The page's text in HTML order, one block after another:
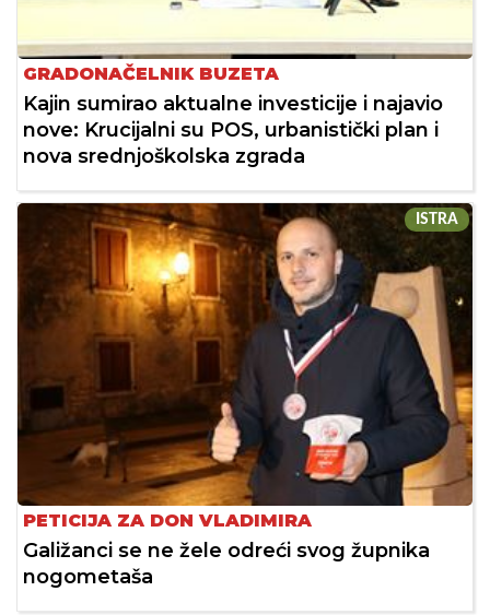
GRADONAČELNIK BUZETA
Kajin sumirao aktualne investicije i najavio
nove: Krucijalni su POS, urbanistički plan i
nova srednjoškolska zgrada
ISTRA
PETICIJA ZA DON VLADIMIRA
Galižanci se ne žele odreći svog župnika
nogometaša